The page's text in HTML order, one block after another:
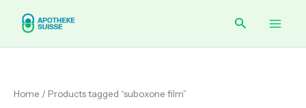
content
Search
Home / Products tagged “suboxone film”